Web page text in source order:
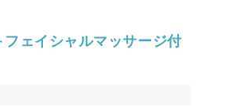
ェイシャルマッサージ付